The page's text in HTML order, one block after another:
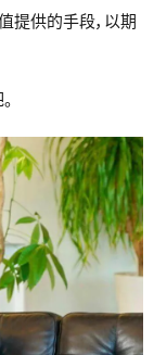
提供的手段，以期